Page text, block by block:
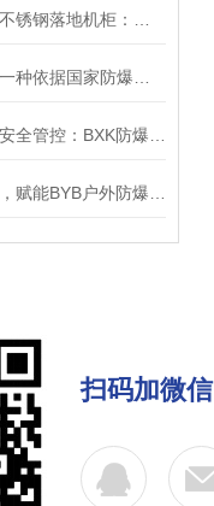
扫码加微信